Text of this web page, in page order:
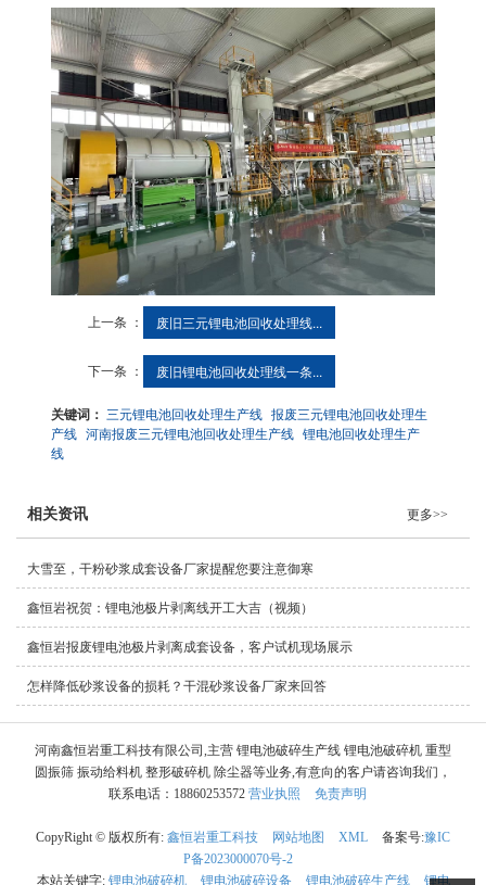
上一条 ： 废旧三元锂电池回收处理线...
下一条 ： 废旧锂电池回收处理线一条...
关键词：三元锂电池回收处理生产线 报废三元锂电池回收处理生
产线 河南报废三元锂电池回收处理生产线 锂电池回收处理生产
线
相关资讯 更多>>
大雪至，干粉砂浆成套设备厂家提醒您要注意御寒
鑫恒岩祝贺：锂电池极片剥离线开工大吉（视频）
鑫恒岩报废锂电池极片剥离成套设备，客户试机现场展示
怎样降低砂浆设备的损耗？干混砂浆设备厂家来回答
河南鑫恒岩重工科技有限公司,主营 锂电池破碎生产线 锂电池破碎机 重型
圆振筛 振动给料机 整形破碎机 除尘器等业务,有意向的客户请咨询我们，
联系电话：18860253572 营业执照 免责声明
CopyRight © 版权所有: 鑫恒岩重工科技 网站地图 XML 备案号:豫IC
P备2023000070号-2
本站关键字: 锂电池破碎机 锂电池破碎设备 锂电池破碎生产线 锂电